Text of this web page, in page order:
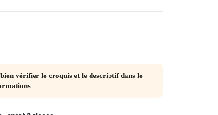
vérifier le croquis et le descriptif dans le